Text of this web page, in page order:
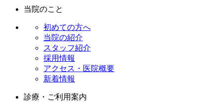
当院のこと
初めての方へ
当院の紹介
スタッフ紹介
採用情報
アクセス・医院概要
新着情報
診療・ご利用案内